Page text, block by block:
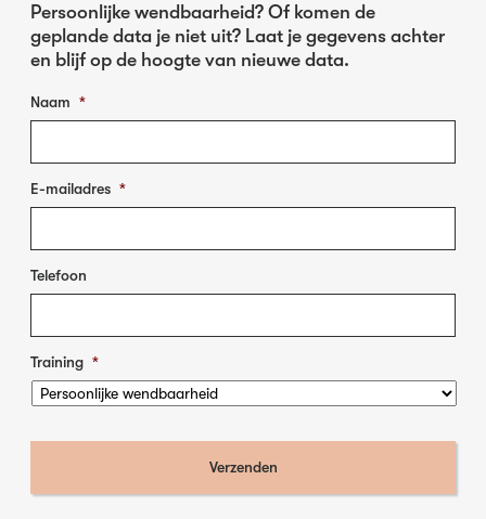
Persoonlijke wendbaarheid? Of komen de
geplande data je niet uit? Laat je gegevens achter
en blijf op de hoogte van nieuwe data.
Naam *
E-mailadres *
Telefoon
Training *